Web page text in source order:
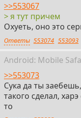
>>553067
> я тут причем
Охуеть, оно это
Ответы 553074 553093
Android: Mobile
>>553073
Сука да ты
такого сделал,
то